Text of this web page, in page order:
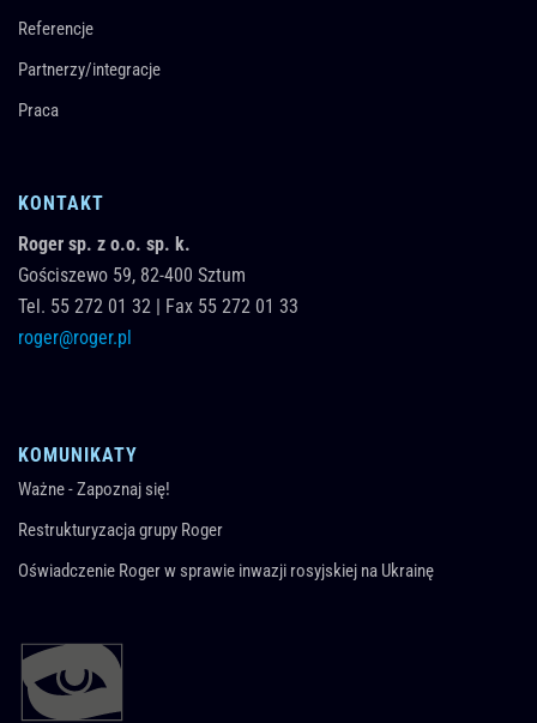
Referencje
Partnerzy/integracje
Praca
KONTAKT
Roger sp. z o.o. sp. k.
Gościszewo 59, 82-400 Sztum
Tel. 55 272 01 32 | Fax 55 272 01 33
roger@roger.pl
KOMUNIKATY
Ważne - Zapoznaj się!
Restrukturyzacja grupy Roger
Oświadczenie Roger w sprawie inwazji rosyjskiej na Ukrainę